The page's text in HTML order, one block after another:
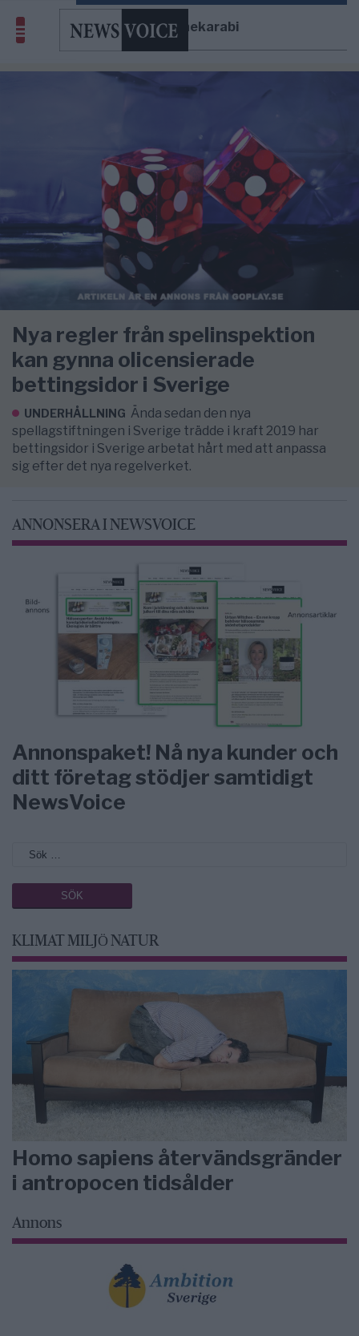
Ardalan Shekarabi
Nya regler från spelinspektion
kan gynna olicensierade
bettingsidor i Sverige
UNDERHÅLLNING Ända sedan den nya
spellagstiftningen i Sverige trädde i kraft 2019 har
bettingsidor i Sverige arbetat hårt med att anpassa
sig efter det nya regelverket.
ANNONSERA I NEWSVOICE
Annonspaket! Nå nya kunder och
ditt företag stödjer samtidigt
NewsVoice
KLIMAT MILJÖ NATUR
Homo sapiens återvändsgränder
i antropocen tidsålder
Annons